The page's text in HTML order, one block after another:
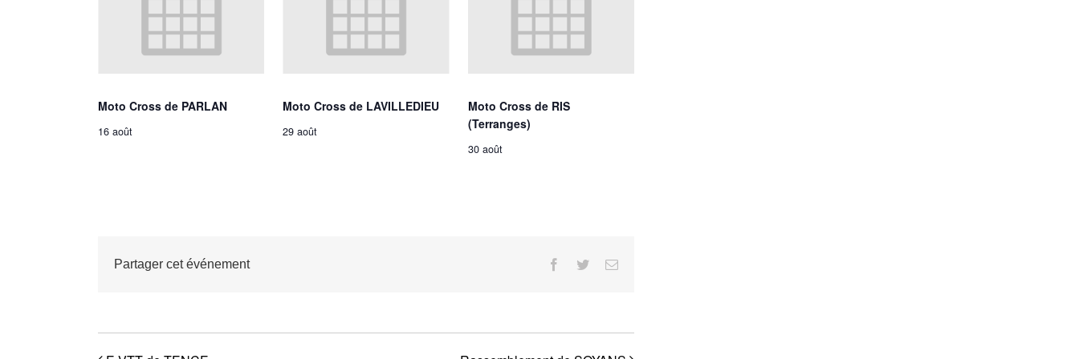
Moto Cross de PARLAN
16 août
Moto Cross de LAVILLEDIEU
29 août
Moto Cross de RIS
(Terranges)
30 août
Partager cet événement Facebook
TwitterEmail